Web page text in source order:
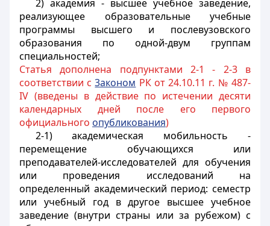
2) академия - высшее учебное заведение,
реализующее образовательные учебные
программы высшего и послевузовского
образования по одной-двум группам
специальностей;
Статья дополнена подпунктами 2-1 - 2-3 в
соответствии с3аконом РК от 24.10.11 г. № 487-
IV (введены в действие по истечении десяти
календарных дней после его первого
официального опубликования)
2-1) академическая мобильность -
перемещение обучающихся или
преподавателей-исследователей для обучения
или проведения исследований на
определенный академический период: семестр
или учебный год в другое высшее учебное
заведение (внутри страны или за рубежом) с